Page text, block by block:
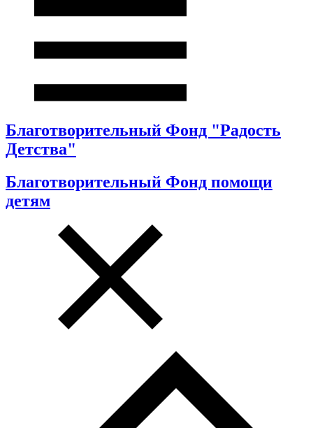
Благотворительный Фонд "Радость
Детства"
Благотворительный Фонд помощи
детям